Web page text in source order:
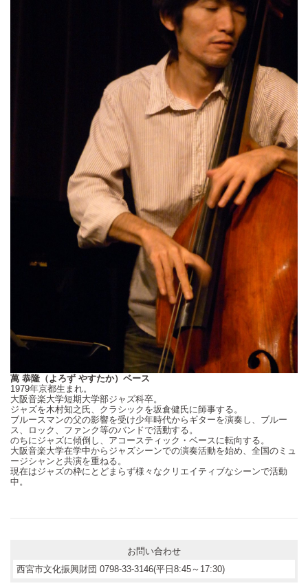
萬 恭隆（よろず やすたか）ベース
1979年京都生まれ。
大阪音楽大学短期大学部ジャズ科卒。
ジャズを木村知之氏、クラシックを坂倉健氏に師事する。
ブルースマンの父の影響を受け少年時代からギターを演奏し、ブルー
ス、ロック、ファンク等のバンドで活動する。
のちにジャズに傾倒し、アコースティック・ベースに転向する。
大阪音楽大学在学中からジャズシーンでの演奏活動を始め、全国のミュ
ージシャンと共演を重ねる。
現在はジャズの枠にとどまらず様々なクリエイティブなシーンで活動
中。
お問い合わせ
西宮市文化振興財団 0798-33-3146(平日8:45～17:30)